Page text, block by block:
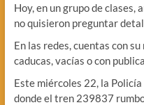
Hoy, en un grupo de
no quisieron preguntar
En las redes, cuentas con
caducas, vacías o con
Este miércoles 22, la
donde el tren 239837